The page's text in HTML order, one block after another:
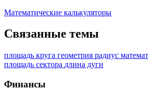
Математические калькуляторы
Связанные темы
площадь круга геометрия радиус
площадь сектора длина дуги
Финансы